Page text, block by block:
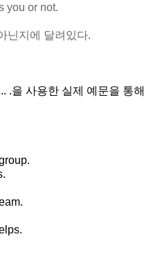
you or not.
닌지에 달려있다.
.을 사용한 실제 예문을 통해